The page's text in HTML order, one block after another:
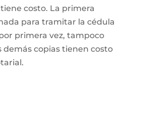
costo. La primera
para tramitar la cédula
primera vez, tampoco
demás copias tienen costo